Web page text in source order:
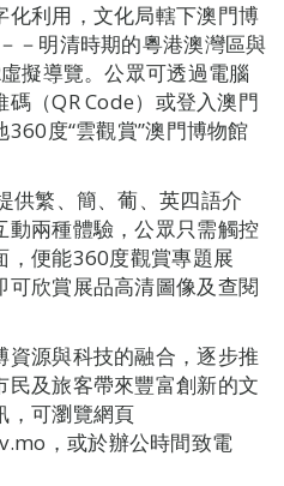
利用，文化局轄下澳門博
－明清時期的粵港澳灣區與
擬導覽。公眾可透過電腦
（QR Code）或登入澳門
度“雲觀賞”澳門博物館
供繁、簡、葡、英四語介
兩種體驗，公眾只需觸控
，便能360度觀賞專題展
欣賞展品高清圖像及查閱
源與科技的融合，逐步推
及旅客帶來豐富創新的文
，可瀏覽網頁
，或於辦公時間致電